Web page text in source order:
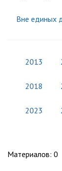
Вне единых
2013
2018
2023
Материалов: 0